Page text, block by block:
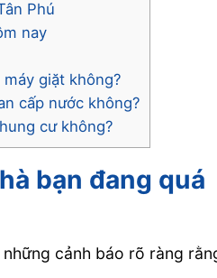
Phú
nay
giặt không?
cấp nước không?
cư không?
bạn đang quá
cảnh báo rõ ràng